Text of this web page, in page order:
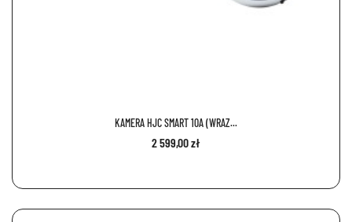
KAMERA HJC SMART 10A (WRAZ...
2 599,00 zł